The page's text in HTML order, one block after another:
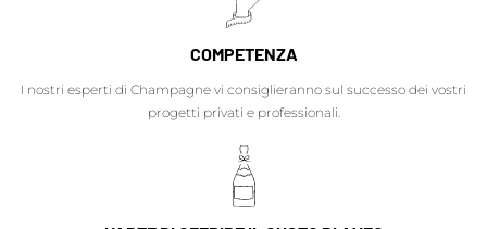
COMPETENZA
I nostri esperti di Champagne vi consiglieranno sul successo dei vostri
progetti privati e professionali.